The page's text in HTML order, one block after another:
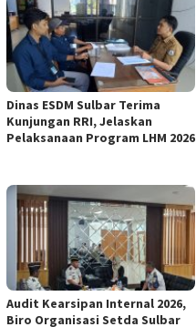
Dinas ESDM Sulbar Terima
Kunjungan RRI, Jelaskan
Pelaksanaan Program LHM 2026
Audit Kearsipan Internal 2026,
Biro Organisasi Setda Sulbar